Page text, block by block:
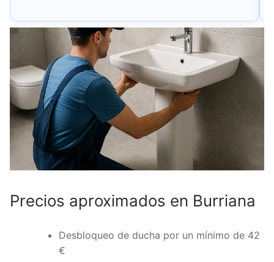
Precios aproximados en Burriana
Desbloqueo de ducha por un mínimo de 42
€